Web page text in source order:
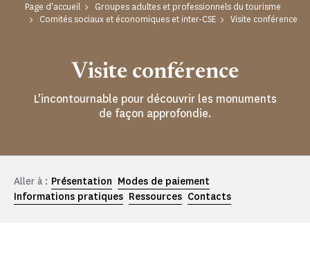
Page d'accueil
Groupes adultes et professionnels du tourisme
Comités sociaux et économiques et inter-CSE
Visite conférence
Visite conférence
L'incontournable pour découvrir les monuments
de façon approfondie.
Aller à : Présentation Modes de paiement
Informations pratiques Ressources Contacts